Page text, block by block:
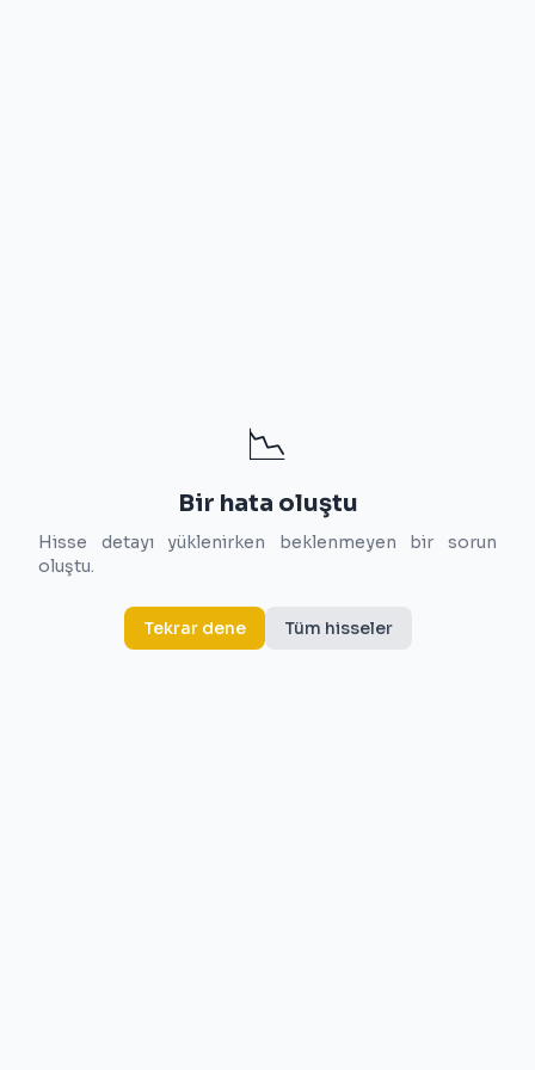
📉
Bir hata oluştu
Hisse detayı yüklenirken beklenmeyen bir sorun
oluştu.
Tekrar dene Tüm hisseler